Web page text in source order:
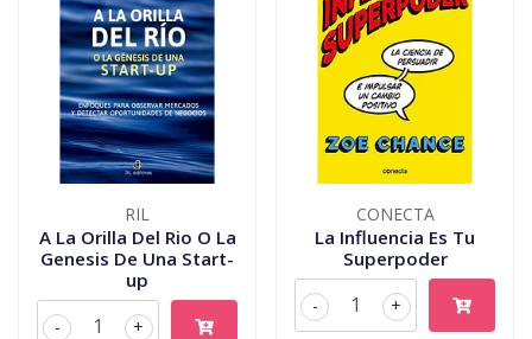
RIL
A La Orilla Del Rio O La
Genesis De Una Start-
up
+
-
CONECTA
La Influencia Es Tu
Superpoder
+
-